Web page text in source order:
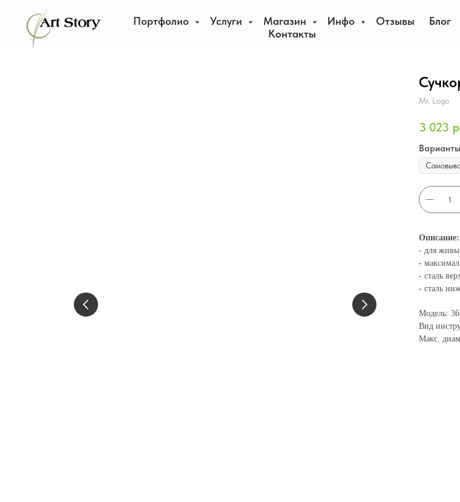
Портфолио Услуги Магазин Инфо Отзывы
Блог
Контакты
Mr. Logo
3 023
Описание:
- для
-
- сталь
- сталь
Модель:
Вид
Макс.